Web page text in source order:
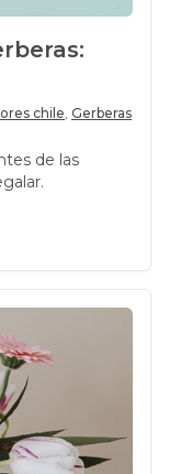
chile Gerberas
de las